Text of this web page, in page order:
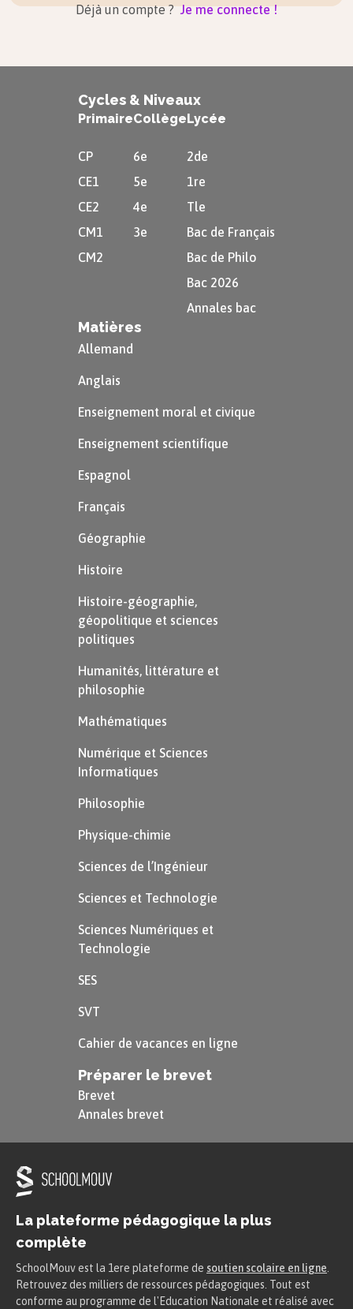
Déjà un compte ? Je me connecte !
Cycles & Niveaux
Primaire
CP
CE1
CE2
CM1
CM2
Collège
6e
5e
4e
3e
Lycée
2de
1re
Tle
Bac de Français
Bac de Philo
Bac 2026
Annales bac
Matières
Allemand
Anglais
Enseignement moral et civique
Enseignement scientifique
Espagnol
Français
Géographie
Histoire
Histoire-géographie,
géopolitique et sciences
politiques
Humanités, littérature et
philosophie
Mathématiques
Numérique et Sciences
Informatiques
Philosophie
Physique-chimie
Sciences de l’Ingénieur
Sciences et Technologie
Sciences Numériques et
Technologie
SES
SVT
Cahier de vacances en ligne
Préparer le brevet
Brevet
Annales brevet
La plateforme pédagogique la plus
complète
SchoolMouv est la 1ere plateforme de soutien scolaire en ligne
Retrouvez des milliers de ressources pédagogiques. Tout est
conforme au programme de l'Education Nationale et réalisé avec